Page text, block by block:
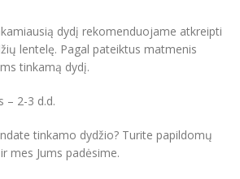
dydį rekomenduojame atkreipti
lentelę. Pagal pateiktus matmenis
tinkamą dydį.
– 2-3 d.d.
tinkamo dydžio? Turite papildomų
mes Jums padėsime.